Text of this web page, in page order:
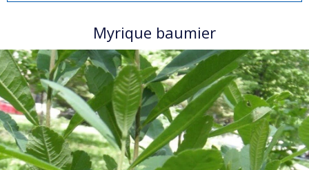
Myrique baumier